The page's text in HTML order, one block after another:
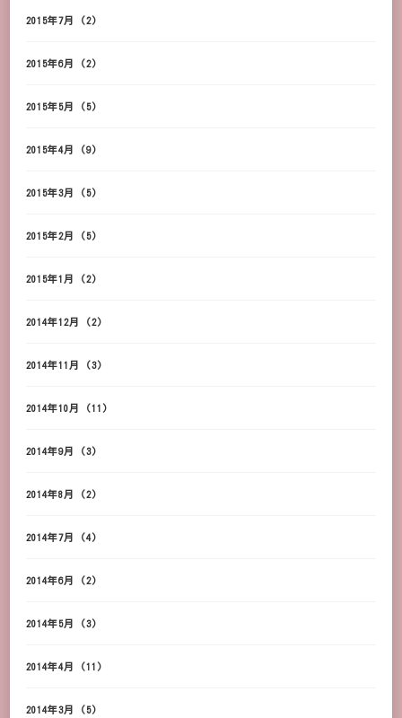
2015年7月 (2)
2015年6月 (2)
2015年5月 (5)
2015年4月 (9)
2015年3月 (5)
2015年2月 (5)
2015年1月 (2)
2014年12月 (2)
2014年11月 (3)
2014年10月 (11)
2014年9月 (3)
2014年8月 (2)
2014年7月 (4)
2014年6月 (2)
2014年5月 (3)
2014年4月 (11)
2014年3月 (5)